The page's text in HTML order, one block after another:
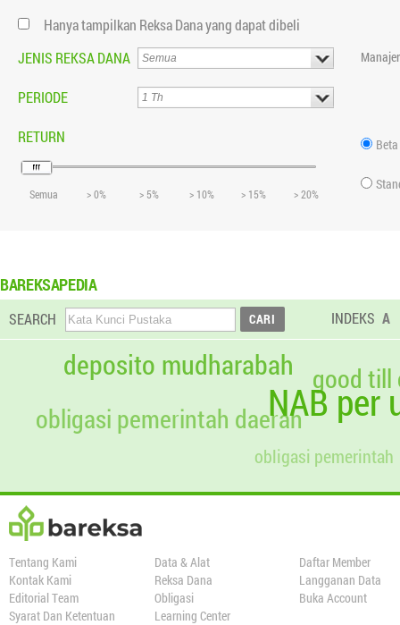
Hanya tampilkan Reksa Dana yang dapat dibeli
JENIS REKSA DANA
PERIODE
RETURN
Semua > 0% > 5% > 10% > 15% > 20%
Beta
BAREKSAPEDIA
SEARCH INDEKS A
NAB per
deposito mudharabah
obligasi pemerintah
obligasi pemerintah daerah
good till
Tentang Kami
Kontak Kami
Editorial Team
Syarat Dan Ketentuan
Data & Alat
Reksa Dana
Obligasi
Learning Center
Daftar Member
Langganan Data
Buka Account